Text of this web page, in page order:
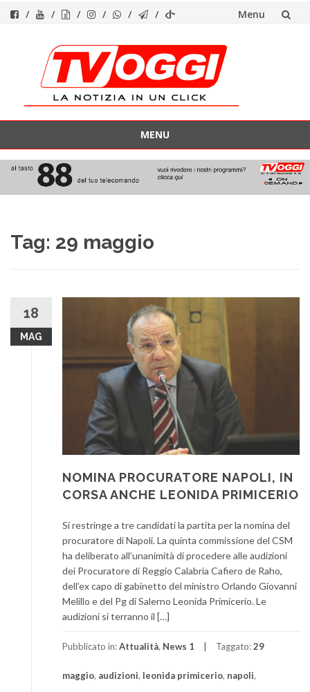
Menu
contenuto
MENU
contenuto
Tag: 29 maggio
18
MAG
NOMINA PROCURATORE NAPOLI, IN
CORSA ANCHE LEONIDA PRIMICERIO
Si restringe a tre candidati la partita per la nomina del
procuratore di Napoli. La quinta commissione del CSM
ha deliberato all’unanimità di procedere alle audizioni
dei Procuratore di Reggio Calabria Cafiero de Raho,
dell’ex capo di gabinetto del ministro Orlando Giovanni
Melillo e del Pg di Salerno Leonida Primicerio. Le
audizioni si terranno il […]
Pubblicato in:Attualità, News 1 Taggato:29
maggio, audizioni, leonida primicerio, napoli,